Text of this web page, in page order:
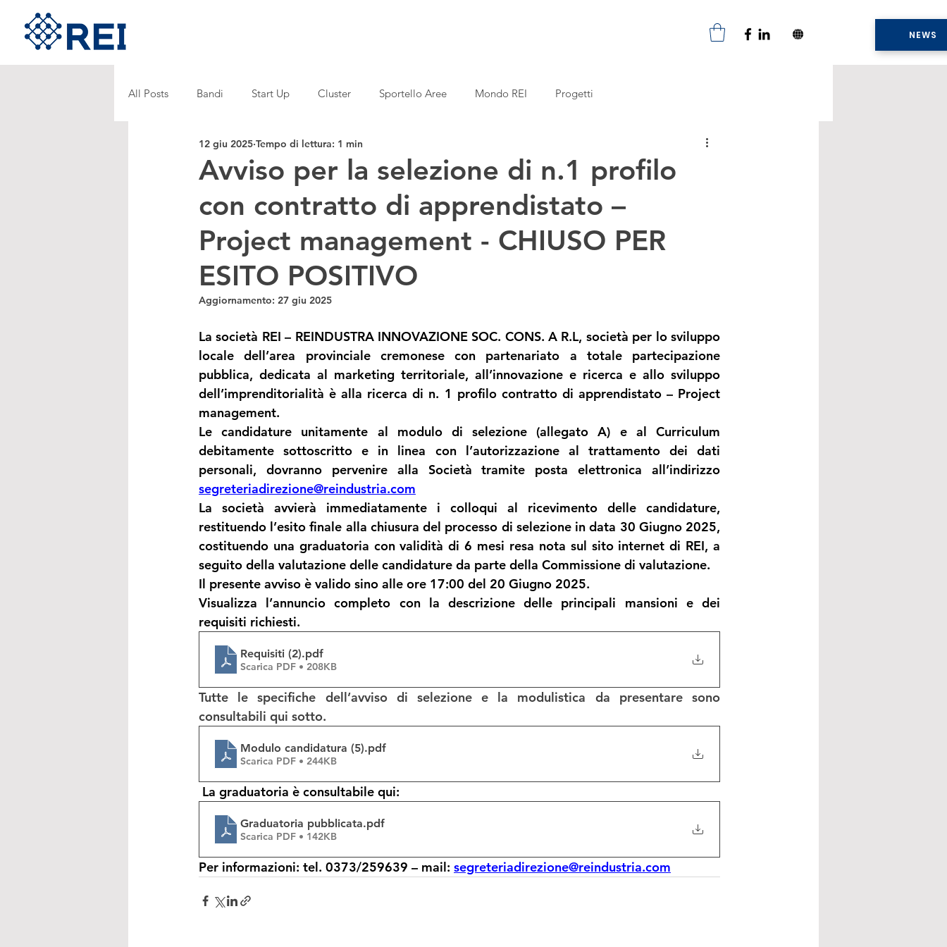
NEWS
All Posts Bandi Start Up Cluster Sportello Aree Mondo REI Progetti
Avviso per la selezione di n.1 profilo
con contratto di apprendistato –
Project management - CHIUSO PER
ESITO POSITIVO
12 giu 2025 Tempo di lettura: 1 min
Aggiornamento: 27 giu 2025
La società REI – REINDUSTRA INNOVAZIONE SOC. CONS. A R.L, società per lo sviluppo
locale dell’area provinciale cremonese con partenariato a totale partecipazione
pubblica, dedicata al marketing territoriale, all’innovazione e ricerca e allo sviluppo
dell’imprenditorialità è alla ricerca di n. 1 profilo contratto di apprendistato – Project
management.
Le candidature unitamente al modulo di selezione (allegato A) e al Curriculum
debitamente sottoscritto e in linea con l’autorizzazione al trattamento dei dati
segreteriadirezione@reindustria.com
La società avvierà immediatamente i colloqui al ricevimento delle candidature,
restituendo l’esito finale alla chiusura del processo di selezione in data 30 Giugno 2025,
costituendo una graduatoria con validità di 6 mesi resa nota sul sito internet di REI, a
seguito della valutazione delle candidature da parte della Commissione di valutazione.
Il presente avviso è valido sino alle ore 17:00 del 20 Giugno 2025.
Visualizza l’annuncio completo con la descrizione delle principali mansioni e dei
requisiti richiesti.
Requisiti (2).pdf
Scarica PDF • 208KB
consultabili qui sotto.
Modulo candidatura (5).pdf
Scarica PDF • 244KB
La graduatoria è consultabile qui:
Graduatoria pubblicata.pdf
Scarica PDF • 142KB
Per informazioni: tel. 0373/259639 – mail: segreteriadirezione@reindustria.com